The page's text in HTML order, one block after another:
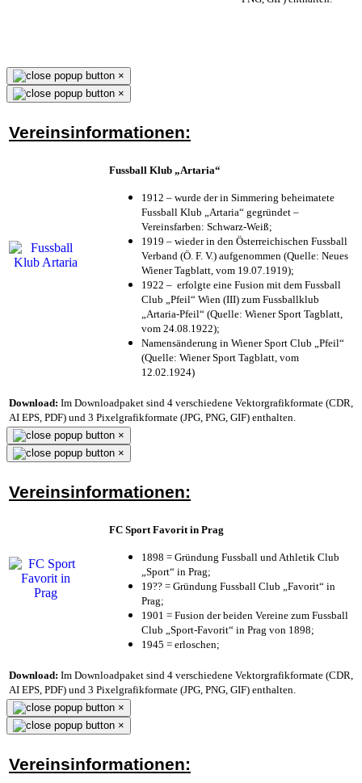
×
×
Vereinsinformationen:
Fussball Klub „Artaria“
1912 – wurde der in Simmering beheimatete
Fussball Klub „Artaria“ gegründet –
Vereinsfarben: Schwarz-Weiß;
1919 – wieder in den Österreichischen Fussball
Verband (Ö. F. V.) aufgenommen (Quelle: Neues
Wiener Tagblatt, vom 19.07.1919);
1922 – erfolgte eine Fusion mit dem Fussball
Club „Pfeil“ Wien (III) zum Fussballklub
„Artaria-Pfeil“ (Quelle: Wiener Sport Tagblatt,
vom 24.08.1922);
Namensänderung in Wiener Sport Club „Pfeil“
(Quelle: Wiener Sport Tagblatt, vom
12.02.1924)
Download: Im Downloadpaket sind 4 verschiedene Vektorgrafikformate (CDR,
AI EPS, PDF) und 3 Pixelgrafikformate (JPG, PNG, GIF) enthalten.
×
×
Vereinsinformationen:
FC Sport Favorit in Prag
1898 = Gründung Fussball und Athletik Club
„Sport“ in Prag;
19?? = Gründung Fussball Club „Favorit“ in
Prag;
1901 = Fusion der beiden Vereine zum Fussball
Club „Sport-Favorit“ in Prag von 1898;
1945 = erloschen;
Download: Im Downloadpaket sind 4 verschiedene Vektorgrafikformate (CDR,
AI EPS, PDF) und 3 Pixelgrafikformate (JPG, PNG, GIF) enthalten.
×
×
Vereinsinformationen: